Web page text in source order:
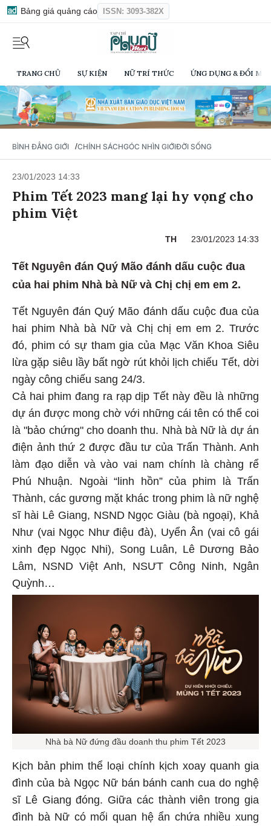
Bảng giá quảng cáo ISSN: 3093-382X
TRANG CHỦ SỰ KIỆN NỮ TRÍ THỨC ỨNG DỤNG & ĐỔI
BÌNH ĐẲNG GIỚI /CHÍNH SÁCHGÓC NHÌN GIỚIĐỜI SỐNG
23/01/2023 14:33
Phim Tết 2023 mang lại hy vọng cho
phim Việt
TH 23/01/2023 14:33
Tết Nguyên đán Quý Mão đánh dấu cuộc đua
của hai phim Nhà bà Nữ và Chị chị em em 2.
Tết Nguyên đán Quý Mão đánh dấu cuộc đua của
hai phim Nhà bà Nữ và Chị chị em em 2. Trước
đó, phim có sự tham gia của Mạc Văn Khoa Siêu
lừa gặp siêu lầy bất ngờ rút khỏi lịch chiếu Tết, dời
ngày công chiếu sang 24/3.
Cả hai phim đang ra rạp dịp Tết này đều là những
dự án được mong chờ với những cái tên có thể coi
là "bảo chứng" cho doanh thu. Nhà bà Nữ là dự án
điện ảnh thứ 2 được đầu tư của Trấn Thành. Anh
làm đạo diễn và vào vai nam chính là chàng rể
Phú Nhuận. Ngoài “linh hồn” của phim là Trấn
Thành, các gương mặt khác trong phim là nữ nghệ
sĩ hài Lê Giang, NSND Ngọc Giàu (bà ngoại), Khả
Như (vai Ngọc Như điệu đà), Uyển Ân (vai cô gái
xinh đẹp Ngọc Nhi), Song Luân, Lê Dương Bảo
Lâm, NSND Việt Anh, NSƯT Công Ninh, Ngân
Quỳnh…
Nhà bà Nữ đứng đầu doanh thu phim Tết 2023
Kịch bản phim thể loại chính kịch xoay quanh gia
đình của bà Ngọc Nữ bán bánh canh cua do nghệ
sĩ Lê Giang đóng. Giữa các thành viên trong gia
đình bà Nữ có mối quan hệ ẩn chứa nhiều xung